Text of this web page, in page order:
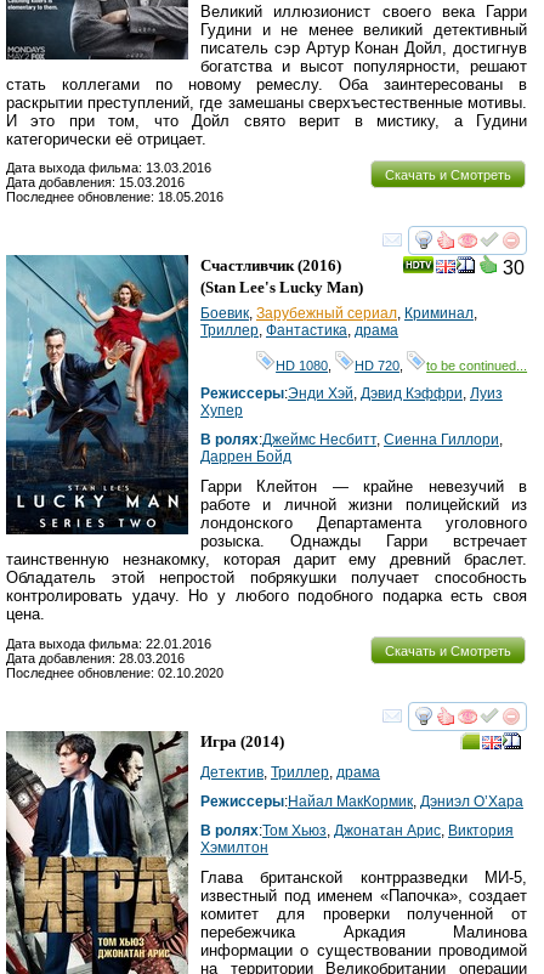
Великий иллюзионист своего века Гарри
Гудини и не менее великий детективный
писатель сэр Артур Конан Дойл, достигнув
богатства и высот популярности, решают
стать коллегами по новому ремеслу. Оба заинтересованы в
раскрытии преступлений, где замешаны сверхъестественные мотивы.
И это при том, что Дойл свято верит в мистику, а Гудини
категорически её отрицает.
Скачать и Смотреть
Дата выхода фильма: 13.03.2016
Дата добавления: 15.03.2016
Последнее обновление: 18.05.2016
смотреть
30
Счастливчик(2016)
(Stan Lee's Lucky Man)
Боевик, Зарубежный сериал, Криминал,
Триллер, Фантастика, драма
HD 1080, HD 720, to be continued...
Режиссеры:Энди Хэй, Дэвид Кэффри, Луиз
Хупер
В ролях:Джеймс Несбитт, Сиенна Гиллори,
Даррен Бойд
Гарри Клейтон — крайне невезучий в
работе и личной жизни полицейский из
лондонского Департамента уголовного
розыска. Однажды Гарри встречает
таинственную незнакомку, которая дарит ему древний браслет.
Обладатель этой непростой побрякушки получает способность
контролировать удачу. Но у любого подобного подарка есть своя
цена.
Скачать и Смотреть
Дата выхода фильма: 22.01.2016
Дата добавления: 28.03.2016
Последнее обновление: 02.10.2020
смотреть
Игра (2014)
Детектив, Триллер, драма
Режиссеры:Найал МакКормик, Дэниэл О’Хара
В ролях:Том Хьюз, Джонатан Арис, Виктория
Хэмилтон
Глава британской контрразведки МИ-5,
известный под именем «Папочка», создает
комитет для проверки полученной от
перебежчика Аркадия Малинова
информации о существовании проводимой
на территории Великобритании операции